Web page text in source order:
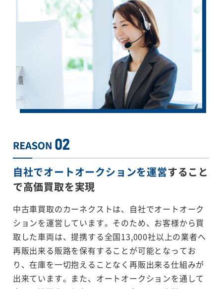
自社でオートオークションを運営すること
で高価買取を実現
中古車買取のカーネクストは、自社でオートオーク
ションを運営しています。そのため、お客様から買
取した車両は、提携する全国13,000社以上の業者へ
再販出来る販路を保有することが可能となってお
り、在庫を一切抱えることなく再販出来る仕組みが
出来ています。また、オートオークションを通して